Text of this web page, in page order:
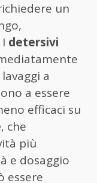
un
detersivi
a
a essere
efficaci su
, che
più
e dosaggio
essere